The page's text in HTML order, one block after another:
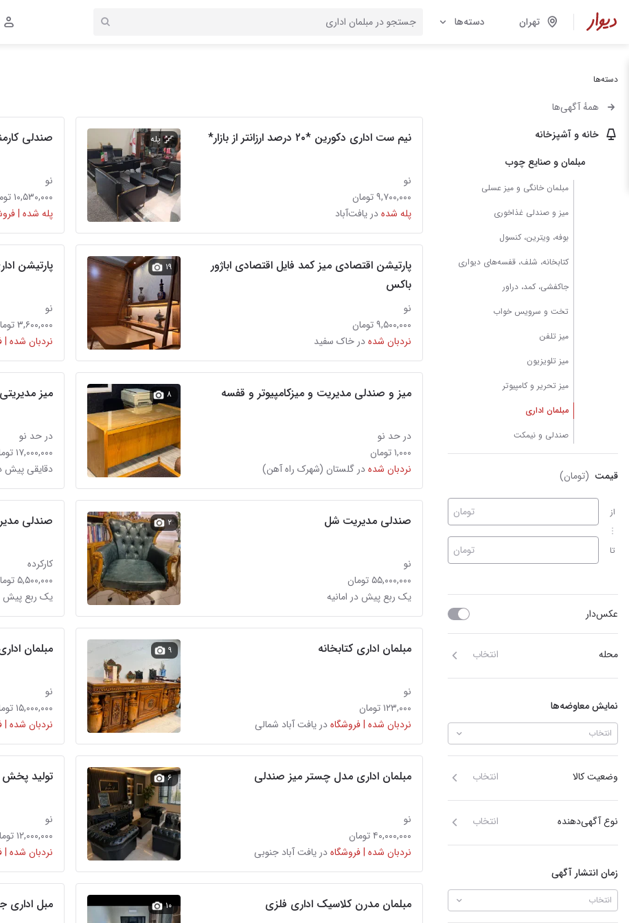
تهران دسته‌ها
دسته‌ها
همهٔ آگهی‌ها
خانه و آشپزخانه
مبلمان و صنایع چوب
مبلمان خانگی و میز عسلی
میز و صندلی غذاخوری
بوفه، ویترین، کنسول
کتابخانه، شلف، قفسه‌های دیواری
جاکفشی، کمد، دراور
تخت و سرویس خواب
میز تلفن
میز تلویزیون
میز تحریر و کامپیوتر
مبلمان اداری
صندلی و نیمکت
قیمت (تومان)
از
تا
تومان
تومان
عکس‌دار
محله انتخاب
نمایش معاوضه‌ها
انتخاب
وضعیت کالا انتخاب
نوع آگهی‌دهنده انتخاب
زمان انتشار آگهی
انتخاب
نیم ست اداری دکورین *۲۰ درصد ارزانتر از بازار*
نو
۹,۷۰۰,۰۰۰ تومان
پله شدهدر یافت‌آباد
پله صندلی کارمندی
نو
۱۰,۵۳۰,۰۰۰ تومان
پله شده |
پارتیشن اقتصادی میز کمد فایل اقتصادی اباژور
باکس
نو
۹,۵۰۰,۰۰۰ تومان
نردبان شدهدر خاک سفید
۱۹ پارتیشن
نو
۳,۶۰۰,۰۰۰ تومان
نردبان شده |
میز و صندلی مدیریت و میزکامپیوتر و قفسه
در حد نو
۱,۰۰۰ تومان
نردبان شدهدر گلستان (شهرک راه آهن)
۸ میز مدیریتی
در حد نو
۱۷,۰۰۰,۰۰۰ تومان
دقایقی پیش
صندلی مدیریت شل
نو
۵۵,۰۰۰,۰۰۰ تومان
یک ربع پیش در امانیه
۲ صندلی
کارکرده
۵,۵۰۰,۰۰۰ تومان
یک ربع پیش
مبلمان اداری کتابخانه
نو
۱۲۳,۰۰۰ تومان
نردبان شده | فروشگاهدر یافت آباد شمالی
۹ مبلمان
نو
۱۵,۰۰۰,۰۰۰ تومان
نردبان شده |
مبلمان‌ اداری مدل چستر میز صندلی
نو
۴۰,۰۰۰,۰۰۰ تومان
نردبان شده | فروشگاهدر یافت آباد جنوبی
۶ تولید پخش
نو
۱۲,۰۰۰,۰۰۰ تومان
نردبان شده |
مبلمان‌ مدرن کلاسیک اداری فلزی ۱۰ مبل اداری